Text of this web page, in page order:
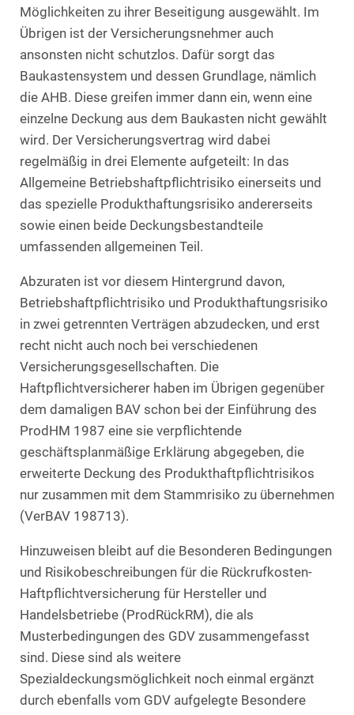
Möglichkeiten zu ihrer Beseitigung ausgewählt. Im
Übrigen ist der Versicherungsnehmer auch
ansonsten nicht schutzlos. Dafür sorgt das
Baukastensystem und dessen Grundlage, nämlich
die AHB. Diese greifen immer dann ein, wenn eine
einzelne Deckung aus dem Baukasten nicht gewählt
wird. Der Versicherungsvertrag wird dabei
regelmäßig in drei Elemente aufgeteilt: In das
Allgemeine Betriebshaftpflichtrisiko einerseits und
das spezielle Produkthaftungsrisiko andererseits
sowie einen beide Deckungsbestandteile
umfassenden allgemeinen Teil.
Abzuraten ist vor diesem Hintergrund davon,
Betriebshaftpflichtrisiko und Produkthaftungsrisiko
in zwei getrennten Verträgen abzudecken, und erst
recht nicht auch noch bei verschiedenen
Versicherungsgesellschaften. Die
Haftpflichtversicherer haben im Übrigen gegenüber
dem damaligen BAV schon bei der Einführung des
ProdHM 1987 eine sie verpflichtende
geschäftsplanmäßige Erklärung abgegeben, die
erweiterte Deckung des Produkthaftpflichtrisikos
nur zusammen mit dem Stammrisiko zu übernehmen
(VerBAV 198713).
Hinzuweisen bleibt auf die Besonderen Bedingungen
und Risikobeschreibungen für die Rückrufkosten-
Haftpflichtversicherung für Hersteller und
Handelsbetriebe (ProdRückRM), die als
Musterbedingungen des GDV zusammengefasst
sind. Diese sind als weitere
Spezialdeckungsmöglichkeit noch einmal ergänzt
durch ebenfalls vom GDV aufgelegte Besondere